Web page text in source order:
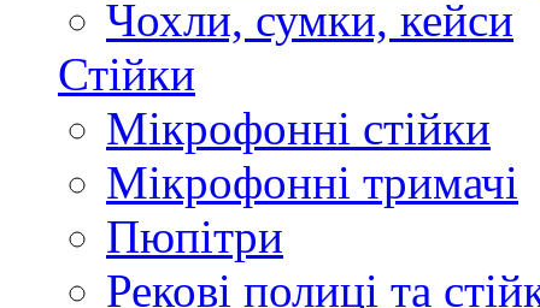
Чохли, сумки, кейси
Стійки
Мікрофонні стійки
Мікрофонні тримачі
Пюпітри
Рекові полиці та